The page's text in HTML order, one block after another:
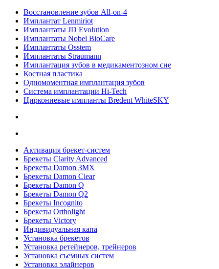
Восстановление зубов All‑on‑4
Имплантат Lenmiriot
Имплантаты JD Evolution
Имплантаты Nobel BioСare
Имплантаты Osstem
Имплантаты Straumann
Имплантация зубов в медикаментозном сне
Костная пластика
Одномоментная имплантация зубов
Система имплантации Hi-Tech
Циркониевые импланты Bredent WhiteSKY
Активация брекет-систем
Брекеты Clarity Advanced
Брекеты Damon 3MX
Брекеты Damon Clear
Брекеты Damon Q
Брекеты Damon Q2
Брекеты Incognito
Брекеты Ortholight
Брекеты Victory
Индивидуальная капа
Установка брекетов
Установка ретейнеров, трейнеров
Установка съемных систем
Установка элайнеров